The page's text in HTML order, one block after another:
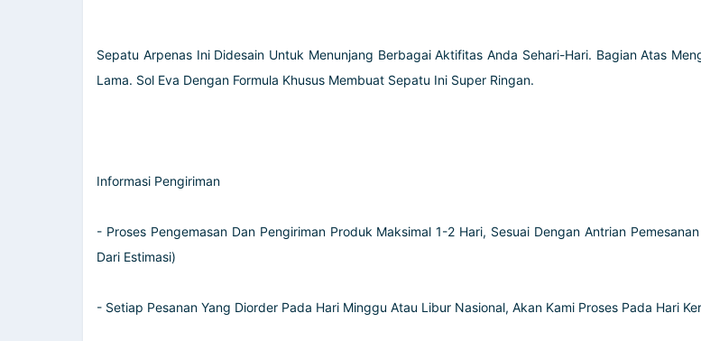
Sepatu Arpenas Ini Didesain Untuk Menunjang Berbagai Aktifitas Anda Sehari-Hari. Bagian Atas
Lama. Sol Eva Dengan Formula Khusus Membuat Sepatu Ini Super Ringan.
Informasi Pengiriman
- Proses Pengemasan Dan Pengiriman Produk Maksimal 1-2 Hari, Sesuai Dengan Antrian
Dari Estimasi)
- Setiap Pesanan Yang Diorder Pada Hari Minggu Atau Libur Nasional, Akan Kami Proses Pada Hari